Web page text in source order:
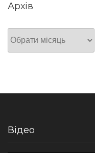
Архів
Архів
Відео